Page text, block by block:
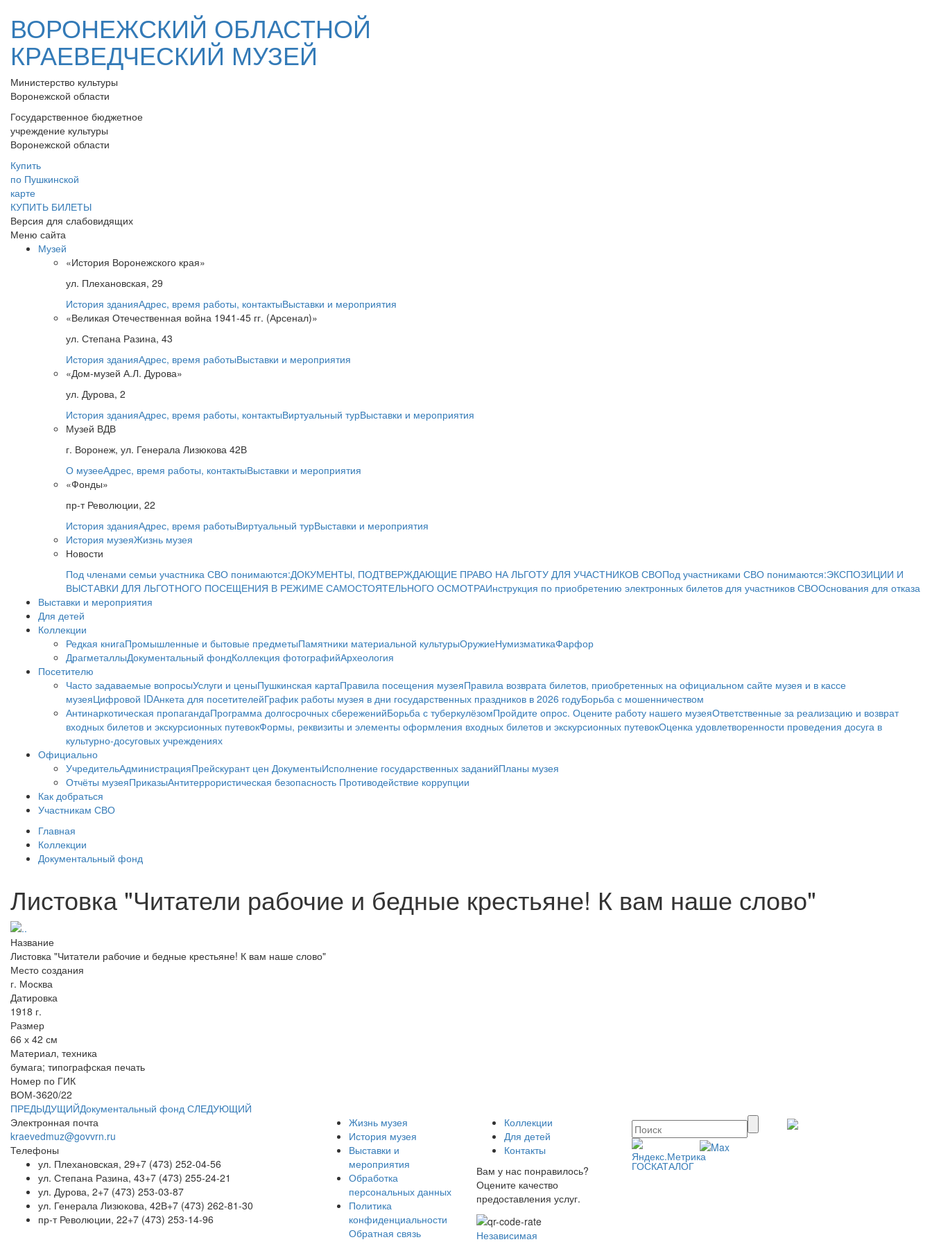
ВОРОНЕЖСКИЙ ОБЛАСТНОЙ
КРАЕВЕДЧЕСКИЙ МУЗЕЙ
Министерство культуры
Воронежской области
Государственное бюджетное
учреждение культуры
Воронежской области
Купить
по Пушкинской
карте
КУПИТЬ БИЛЕТЫ
Версия для слабовидящих
Меню сайта
Музей
«История Воронежского края»
ул. Плехановская, 29
История зданияАдрес, время работы, контактыВыставки и мероприятия
«Великая Отечественная война 1941-45 гг. (Арсенал)»
ул. Степана Разина, 43
История зданияАдрес, время работыВыставки и мероприятия
«Дом-музей А.Л. Дурова»
ул. Дурова, 2
История зданияАдрес, время работы, контактыВиртуальный турВыставки и мероприятия
Музей ВДВ
г. Воронеж, ул. Генерала Лизюкова 42В
О музееАдрес, время работы, контактыВыставки и мероприятия
«Фонды»
пр-т Революции, 22
История зданияАдрес, время работыВиртуальный турВыставки и мероприятия
История музеяЖизнь музея
Новости
Под членами семьи участника СВО понимаются:ДОКУМЕНТЫ, ПОДТВЕРЖДАЮЩИЕ ПРАВО НА ЛЬГОТУ ДЛЯ УЧАСТНИКОВ СВОПод участниками СВО понимаются:ЭКСПОЗИЦИИ И
ВЫСТАВКИ ДЛЯ ЛЬГОТНОГО ПОСЕЩЕНИЯ В РЕЖИМЕ САМОСТОЯТЕЛЬНОГО ОСМОТРАИнструкция по приобретению электронных билетов для участников СВООснования для отказа
Выставки и мероприятия
Для детей
Коллекции
Редкая книгаПромышленные и бытовые предметыПамятники материальной культурыОружиеНумизматикаФарфор
ДрагметаллыДокументальный фондКоллекция фотографийАрхеология
Посетителю
Часто задаваемые вопросыУслуги и ценыПушкинская картаПравила посещения музеяПравила возврата билетов, приобретенных на официальном сайте музея и в кассе
музеяЦифровой IDАнкета для посетителейГрафик работы музея в дни государственных праздников в 2026 годуБорьба с мошенничеством
Антинаркотическая пропагандаПрограмма долгосрочных сбереженийБорьба с туберкулёзомПройдите опрос. Оцените работу нашего музеяОтветственные за реализацию и возврат
входных билетов и экскурсионных путевокФормы, реквизиты и элементы оформления входных билетов и экскурсионных путевокОценка удовлетворенности проведения досуга в
культурно-досуговых учреждениях
Официально
УчредительАдминистрацияПрейскурант цен ДокументыИсполнение государственных заданийПланы музея
Отчёты музеяПриказыАнтитеррористическая безопасность Противодействие коррупции
Как добраться
Участникам СВО
Главная
Коллекции
Документальный фонд
Листовка "Читатели рабочие и бедные крестьяне! К вам наше слово"
Название
Листовка "Читатели рабочие и бедные крестьяне! К вам наше слово"
Место создания
г. Москва
Датировка
1918 г.
Размер
66 х 42 см
Материал, техника
бумага; типографская печать
Номер по ГИК
ВОМ-3620/22
ПРЕДЫДУЩИЙДокументальный фонд СЛЕДУЮЩИЙ
Электронная почта
kraevedmuz@govvrn.ru
Телефоны
ул. Плехановская, 29+7 (473) 252-04-56
ул. Степана Разина, 43+7 (473) 255-24-21
ул. Дурова, 2+7 (473) 253-03-87
ул. Генерала Лизюкова, 42В+7 (473) 262-81-30
пр-т Революции, 22+7 (473) 253-14-96
Жизнь музея
История музея
Выставки и
мероприятия
Обработка
персональных данных
Политика
конфиденциальности
Обратная связь
Коллекции
Для детей
Контакты
Вам у нас понравилось?
Оцените качество
предоставления услуг.
Независимая
ГОСКАТАЛОГ